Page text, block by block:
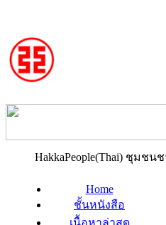
HakkaPeople(Thai) ชุมชน
Home
ชั้นหนังสือ
เนื้อหาล่าสุด